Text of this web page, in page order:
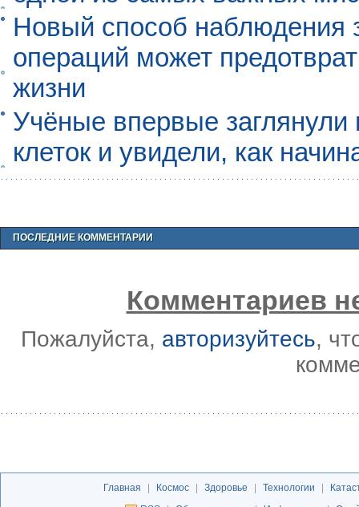
Новый способ наблюдения
операций может
жизни
Учёные впервые
клеток и увидели, как
ПОСЛЕДНИЕ КОММЕНТАРИИ
Комментариев
Пожалуйста, авторизуйтесь,
Главная | Космос | Здоровье | Технологии |